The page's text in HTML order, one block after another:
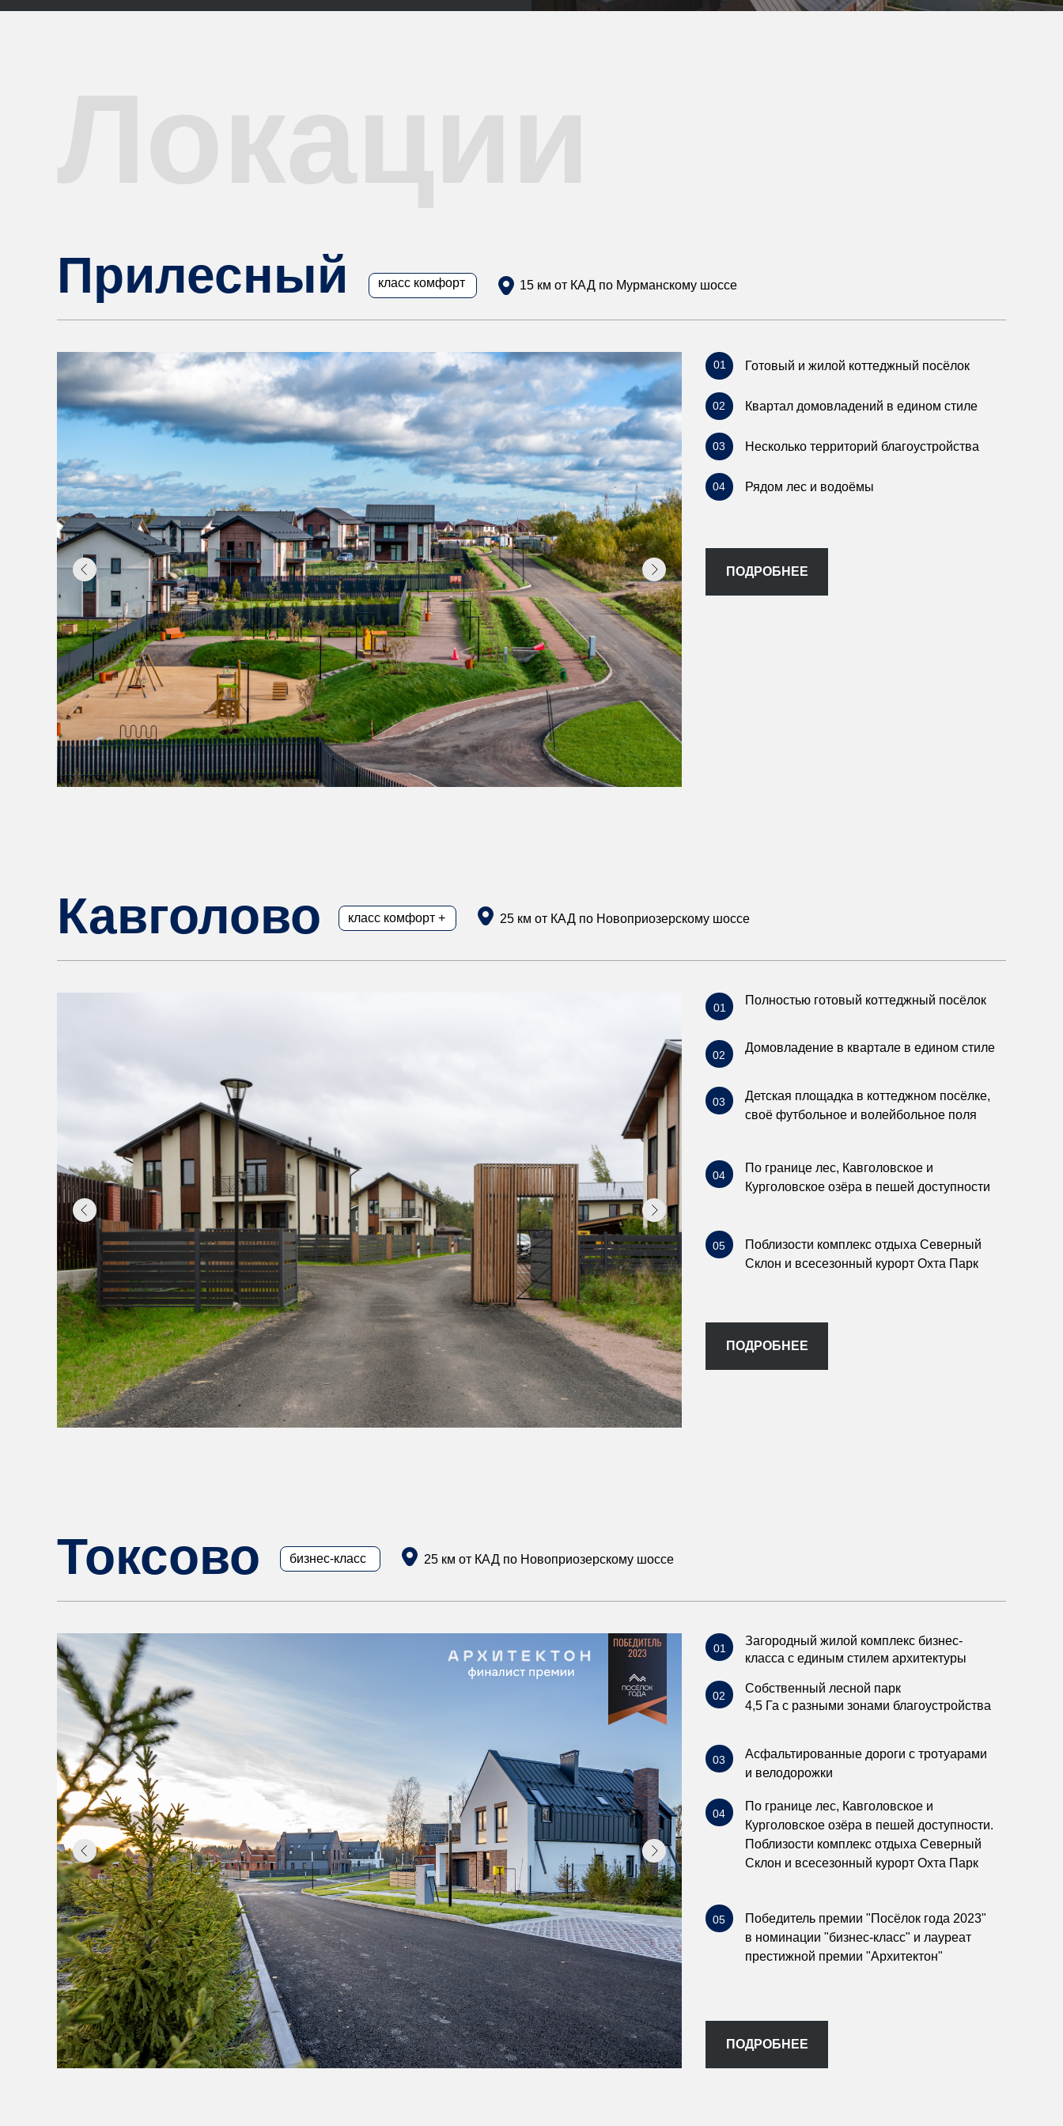
Прилесный класс комфорт 15 км от КАД по Мурманскому шоссе
04 Рядом лес и водоёмы
ПОДРОБНЕЕ
03 Несколько территорий благоустройства
02 Квартал домовладений в едином стиле
01 Готовый и жилой коттеджный посёлок
Кавголово класс комфорт + 25 км от КАД по Новоприозерскому шоссе
ПОДРОБНЕЕ
04
По границе лес, Кавголовское и
Курголовское озёра в пешей доступности
05
Поблизости комплекс отдыха Северный
Склон и всесезонный курорт Охта Парк
03
Детская площадка в коттеджном посёлке,
своё футбольное и волейбольное поля
02
Домовладение в квартале в едином стиле
01
Полностью готовый коттеджный посёлок
Токсово бизнес-класс 25 км от КАД по Новоприозерскому шоссе
ПОДРОБНЕЕ
04
По границе лес, Кавголовское и
Курголовское озёра в пешей доступности.
Поблизости комплекс отдыха Северный
Склон и всесезонный курорт Охта Парк
05
Победитель премии "Посёлок года 2023"
в номинации "бизнес-класс" и лауреат
престижной премии "Архитектон"
03
Асфальтированные дороги с тротуарами
и велодорожки
02
Собственный лесной парк
4,5 Га с разными зонами благоустройства
01
Загородный жилой комплекс бизнес-
класса с единым стилем архитектуры